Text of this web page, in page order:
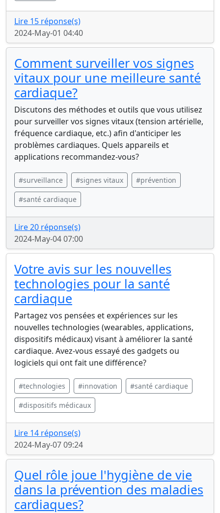
Lire 15 réponse(s)
2024-May-01 04:40
Comment surveiller vos signes
vitaux pour une meilleure santé
cardiaque?
Discutons des méthodes et outils que vous utilisez
pour surveiller vos signes vitaux (tension artérielle,
fréquence cardiaque, etc.) afin d'anticiper les
problèmes cardiaques. Quels appareils et
applications recommandez-vous?
#surveillance #signes vitaux #prévention
#santé cardiaque
Lire 20 réponse(s)
2024-May-04 07:00
Votre avis sur les nouvelles
technologies pour la santé
cardiaque
Partagez vos pensées et expériences sur les
nouvelles technologies (wearables, applications,
dispositifs médicaux) visant à améliorer la santé
cardiaque. Avez-vous essayé des gadgets ou
logiciels qui ont fait une différence?
#technologies #innovation #santé cardiaque
#dispositifs médicaux
Lire 14 réponse(s)
2024-May-07 09:24
Quel rôle joue l'hygiène de vie
dans la prévention des maladies
cardiaques?